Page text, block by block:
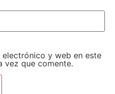
y web en este
vez que comente.